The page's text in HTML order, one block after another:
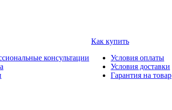
консультации
Как купить
Условия оплаты
Условия доставки
Гарантия на товар